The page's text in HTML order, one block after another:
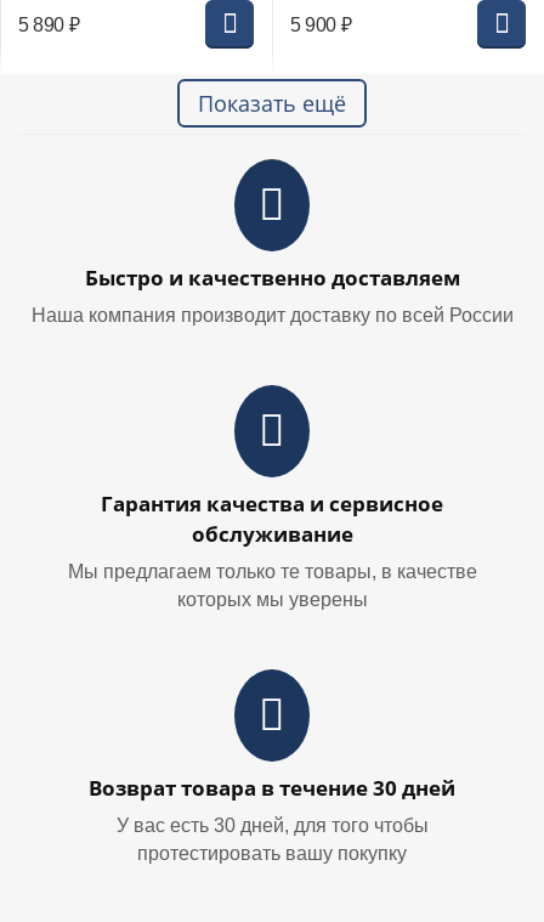
5 890 ₽ 5 900 ₽
Показать ещё
Быстро и качественно доставляем
Наша компания производит доставку по всей России
Гарантия качества и сервисное
обслуживание
Мы предлагаем только те товары, в качестве
которых мы уверены
Возврат товара в течение 30 дней
У вас есть 30 дней, для того чтобы
протестировать вашу покупку